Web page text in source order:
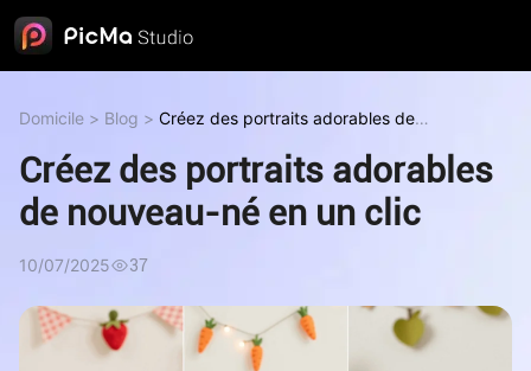
Domicile > Blog > Créez des portraits adorables de
Créez des portraits adorables
de nouveau-né en un clic
10/07/2025 37